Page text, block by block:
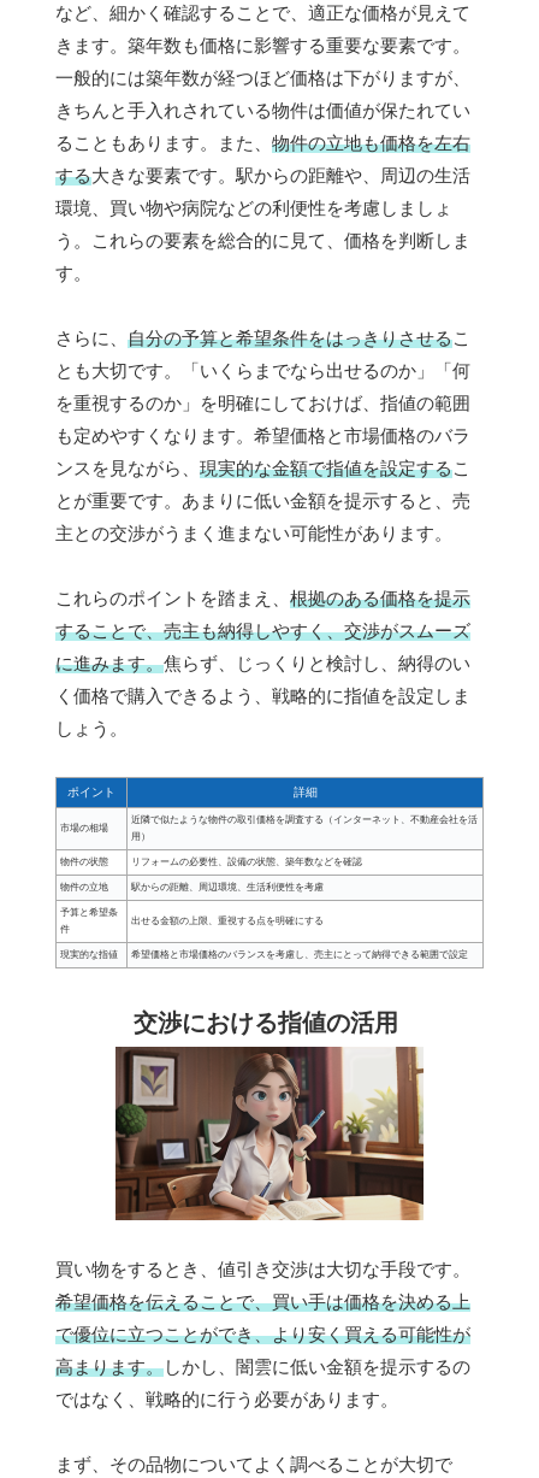
など、細かく確認することで、適正な価格が見えて
きます。築年数も価格に影響する重要な要素です。
一般的には築年数が経つほど価格は下がりますが、
きちんと手入れされている物件は価値が保たれてい
ることもあります。また、 物件の立地も価格を左右
する大きな要素です。駅からの距離や、周辺の生活
環境、買い物や病院などの利便性を考慮しましょ
う。これらの要素を総合的に見て、価格を判断しま
す。
さらに、 自分の予算と希望条件をはっきりさせるこ
とも大切です。「いくらまでなら出せるのか」「何
を重視するのか」を明確にしておけば、指値の範囲
も定めやすくなります。希望価格と市場価格のバラ
ンスを見ながら、 現実的な金額で指値を設定するこ
とが重要です。あまりに低い金額を提示すると、売
主との交渉がうまく進まない可能性があります。
これらのポイントを踏まえ、 根拠のある価格を提示
することで、売主も納得しやすく、交渉がスムーズ
に進みます。焦らず、じっくりと検討し、納得のい
く価格で購入できるよう、戦略的に指値を設定しま
しょう。
ポイント 詳細
市場の相場
近隣で似たような物件の取引価格を調査する（インターネット、不動産会社を活
用）
物件の状態 リフォームの必要性、設備の状態、築年数などを確認
物件の立地 駅からの距離、周辺環境、生活利便性を考慮
予算と希望条
件
出せる金額の上限、重視する点を明確にする
現実的な指値 希望価格と市場価格のバランスを考慮し、売主にとって納得できる範囲で設定
交渉における指値の活用
買い物をするとき、値引き交渉は大切な手段です。
希望価格を伝えることで、買い手は価格を決める上
で優位に立つことができ、より安く買える可能性が
高まります。しかし、闇雲に低い金額を提示するの
ではなく、戦略的に行う必要があります。
まず、その品物についてよく調べることが大切で